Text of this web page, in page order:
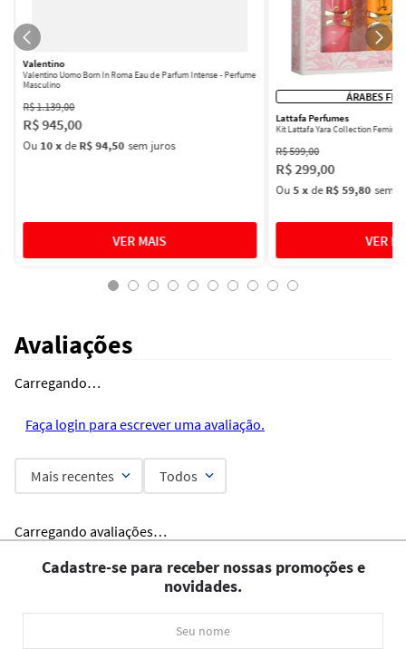
Valentino
Valentino Uomo Born In Roma Eau de Parfum Intense - Perfume
Masculino
R$1.139,00
R$945,00
Ou 10xdeR$ 94,50 sem juros
ÁRABES
Lattafa Perfumes
Kit Lattafa Yara Collection
R$599,00
R$299,00
Ou5xdeR$ 59,80 sem
Avaliações
Carregando…
Faça login para escrever uma avaliação.
Mais recentes Todos
Carregando avaliações…
Cadastre-se para receber nossas promoções e
novidades.